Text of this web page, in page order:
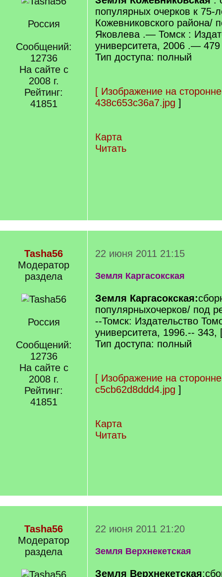
Россия
Сообщений:
12736
На сайте с
2008 г.
Рейтинг:
41851
популярных очерков к 75-
Кожевниковского района/
Яковлева .— Томск :
университета, 2006 .—
Тип доступа: полный
[ Изображение на
438c653c36a7.jpg ]
Карта
Читать
Tasha56
Модератор
раздела
Россия
Сообщений:
12736
На сайте с
2008 г.
Рейтинг:
41851
22 июня 2011 21:15
Земля Каргасокская
Земля Каргасокская:
популярныхочерков/ под
--Томск: Издательство
университета, 1996.--
Тип доступа: полный
[ Изображение на
c5cb62d8ddd4.jpg ]
Карта
Читать
Tasha56
Модератор
раздела
22 июня 2011 21:20
Земля Верхнекетская
Земля Верхнекетская